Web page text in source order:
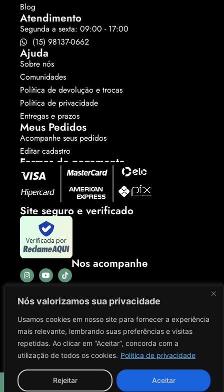
Nós valorizamos sua privacidade
Usamos cookies em nosso site para fornecer a experiência
mais relevante, lembrando suas preferências e visitas
repetidas. Ao clicar em “Aceitar”, concorda com a
utilização de todos os cookies. Politica de privacidade
Rejeitar Aceitar
Blog
Atendimento
Segunda a sexta: 09:00 - 17:00
(15) 98137-0662
Ajuda
Sobre nós
Comunidades
Política de devolução e trocas
Política de privacidade
Entregas e prazos
Meus Pedidos
Acompanhe seus pedidos
Editar cadastro
Formas de pagamento
Site seguro e verificado
Verificada por
Nos acompanhe
El King Colecionáveis CNPJ: 41.702.965/0001-03